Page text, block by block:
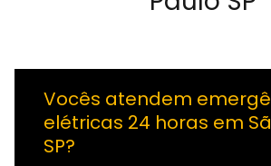
Vocês atendem
elétricas 24 horas em
SP?